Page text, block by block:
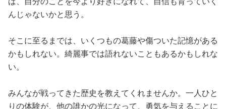
んじゃないかと思う。
そこに至るまでは、いくつもの葛藤や傷ついた記憶がある
かもしれない。綺麗事では語れないこともあるかもしれな
い。
みんなが戦ってきた歴史を教えてくれませんか。一人ひと
りの体験が、他の誰かの光になって、勇気を与えることに